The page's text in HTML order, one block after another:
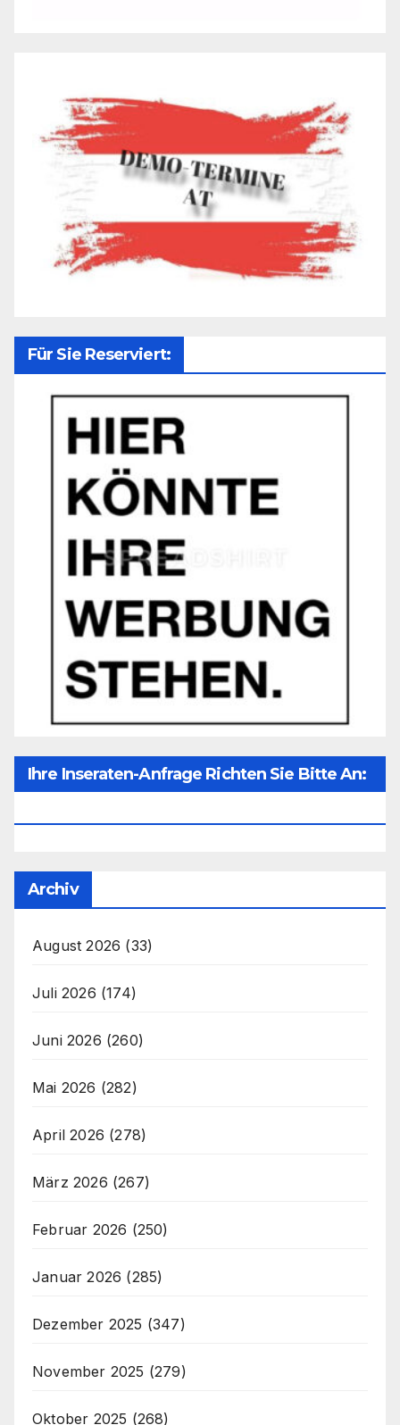
Für Sie Reserviert:
Ihre Inseraten-Anfrage Richten Sie Bitte An:
Archiv
August 2026 (33)
Juli 2026 (174)
Juni 2026 (260)
Mai 2026 (282)
April 2026 (278)
März 2026 (267)
Februar 2026 (250)
Januar 2026 (285)
Dezember 2025 (347)
November 2025 (279)
Oktober 2025 (268)